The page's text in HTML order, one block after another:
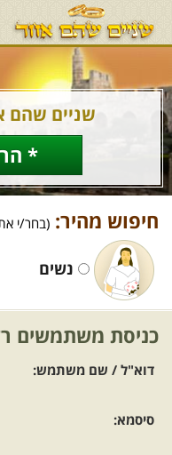
שניים שהם
*
חיפוש מהיר: (בחר/י
נשים
כניסת משתמשים
דוא"ל / שם משתמש:
סיסמא: